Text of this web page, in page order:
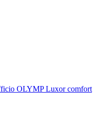
OLYMP Luxor comfort